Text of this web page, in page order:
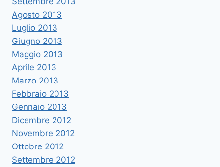
Agosto 2013
Luglio 2013
Giugno 2013
Maggio 2013
Aprile 2013
Marzo 2013
Febbraio 2013
Gennaio 2013
Dicembre 2012
Novembre 2012
Ottobre 2012
Settembre 2012